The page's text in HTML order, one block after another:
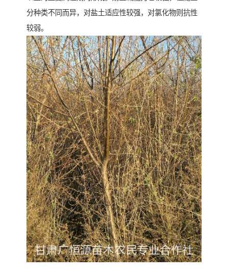
分种类不同而异，对盐土适应性较强，对氯化物则抗性
较弱。